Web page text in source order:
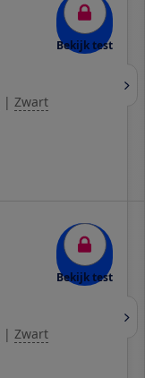
Bekijk test
| Zwart
Bekijk test
| Zwart